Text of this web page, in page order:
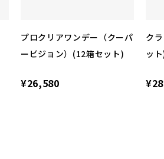
プロクリアワンデー（クーパ
ービジョン）(12箱セット)
¥26,580
ク
ッ